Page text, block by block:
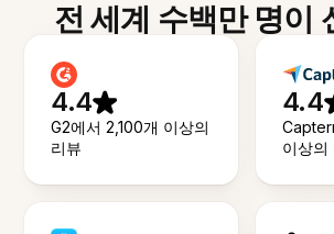
전 세계 수백만 명이
4.4
G2에서 2,100개 이상의
리뷰
4.4
이상의